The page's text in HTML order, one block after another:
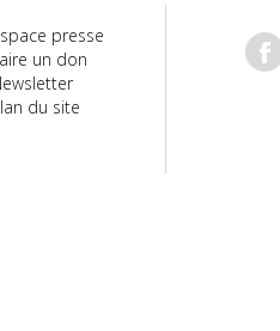
presse
un don
du site